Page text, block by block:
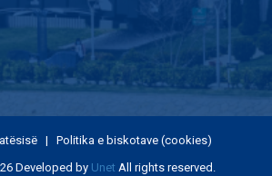
Developed by Unet All rights reserved.
| Politika e biskotave (cookies)